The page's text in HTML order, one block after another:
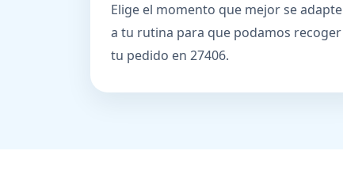
Elige el momento que mejor se adapte
a tu rutina para que podamos recoger
tu pedido en 27406.